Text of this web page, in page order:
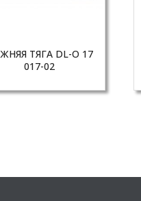
ТЯГА DL-O 17
017-02